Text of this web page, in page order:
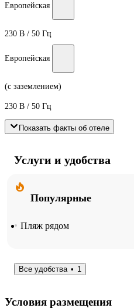
Европейская
230 В / 50 Гц
Европейская
(с заземлением)
230 В / 50 Гц
Показать факты об отеле
Услуги и удобства
Популярные
Пляж рядом
Все удобства 1
Условия размещения